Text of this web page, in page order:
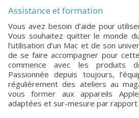
Assistance et formation
Vous avez besoin d’aide pour utiliser votre nouveau Mac ?
Vous souhaitez quitter le monde
l’utilisation d’un Mac et de son
de se faire accompagner pour
commence avec les produits
Passionnée depuis toujours,
régulièrement des ateliers au
vous former aux appareils
adaptées et sur-mesure par rapport